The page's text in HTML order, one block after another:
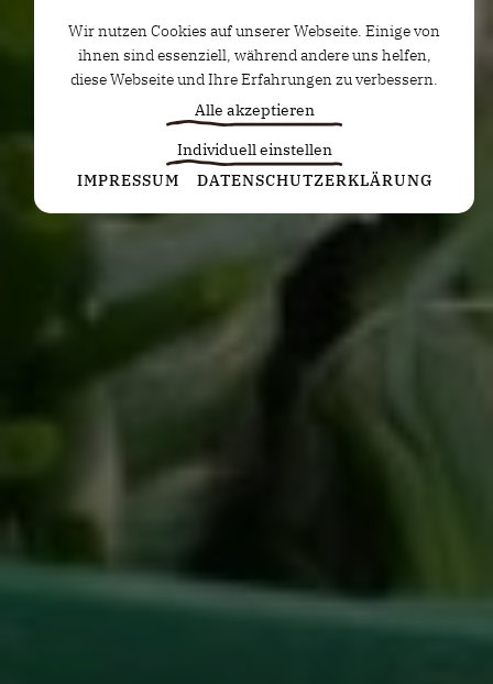
Wir nutzen Cookies auf unserer Webseite. Einige von
ihnen sind essenziell, während andere uns helfen,
diese Webseite und Ihre Erfahrungen zu verbessern.
Alle akzeptieren
Individuell einstellen
Statistiken
Diese Cookies erfassen anonyme Statistiken. Diese
Informationen helfen uns zu verstehen, wie wir
Google Analytics
Marketing
Besucher über Websites hinweg verfolgen.
Externe Medien
Wenn Cookies von externen Medien akzeptiert
werden, bedarf der Zugriff auf externe Inhalte
IMPRESSUM DATENSCHUTZERKLÄRUNG